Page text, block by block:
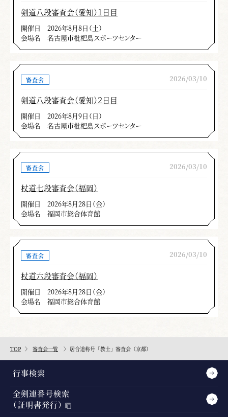
剣道八段審査会（愛知）１日目
開催日
2026年8月8日（土）
会場名
名古屋市枇杷島スポーツセンター
審査会 2026/03/10
剣道八段審査会（愛知）２日目
開催日
2026年8月9日（日）
会場名
名古屋市枇杷島スポーツセンター
審査会 2026/03/10
杖道七段審査会（福岡）
開催日
2026年8月28日（金）
会場名
福岡市総合体育館
審査会 2026/03/10
杖道六段審査会（福岡）
開催日
2026年8月28日（金）
会場名
福岡市総合体育館
TOP 審査会一覧 居合道称号「教士」審査会（京都）
行事検索
全剣連番号検索
（証明書発行）